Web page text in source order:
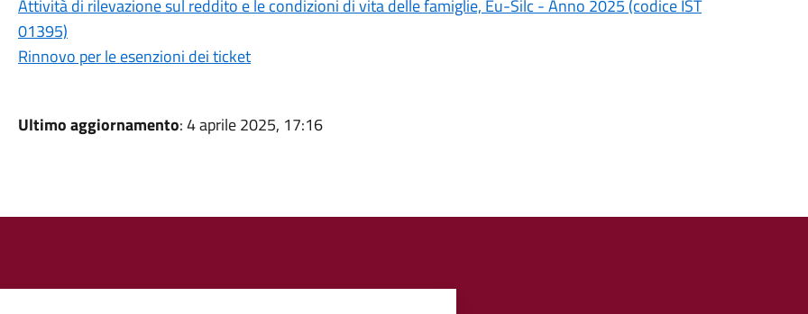
Attività di rilevazione sul reddito e le condizioni di vita delle famiglie, Eu-Silc - Anno 2025 (codice IST
01395)
Rinnovo per le esenzioni dei ticket
Ultimo aggiornamento: 4 aprile 2025, 17:16